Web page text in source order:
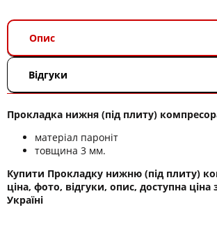
Опис
Відгуки
Прокладка нижня (під плиту)
матеріал пароніт
товщина 3 мм.
Купити Прокладку нижню (під плиту)
ціна, фото, відгуки, опис, доступна
Україні